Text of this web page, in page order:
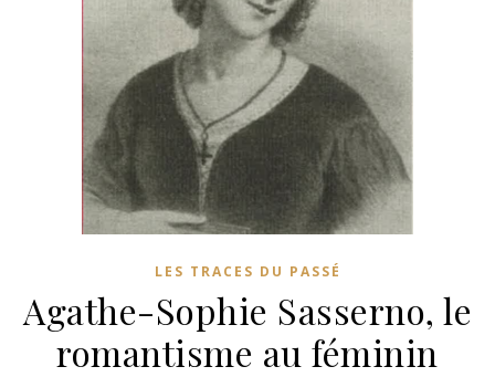
LES TRACES DU PASSÉ
Agathe-Sophie Sasserno, le
romantisme au féminin